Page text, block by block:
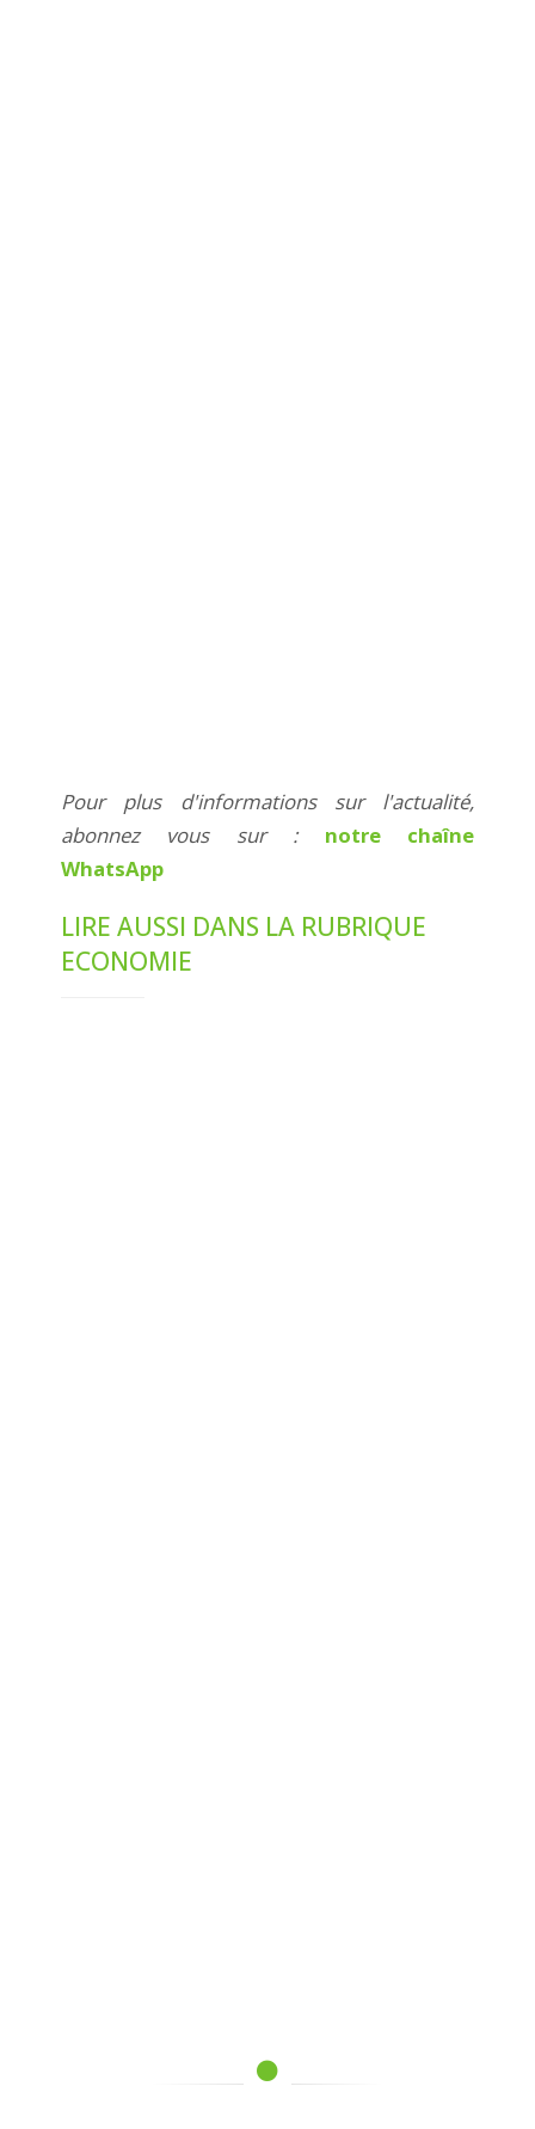
Pour plus d'informations sur l'actualité,
abonnez vous sur : notre chaîne
WhatsApp
LIRE AUSSI DANS LA RUBRIQUE
ECONOMIE